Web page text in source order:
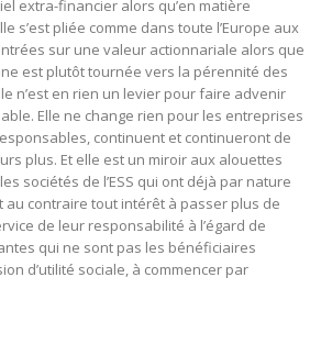
extra-financier alors qu’en matière
s’est pliée comme dans toute l’Europe aux
sur une valeur actionnariale alors que
est plutôt tournée vers la pérennité des
n’est en rien un levier pour faire advenir
Elle ne change rien pour les entreprises
continuent et continueront de
plus. Et elle est un miroir aux alouettes
sociétés de l’ESS qui ont déjà par nature
au contraire tout intérêt à passer plus de
de leur responsabilité à l’égard de
qui ne sont pas les bénéficiaires
d’utilité sociale, à commencer par